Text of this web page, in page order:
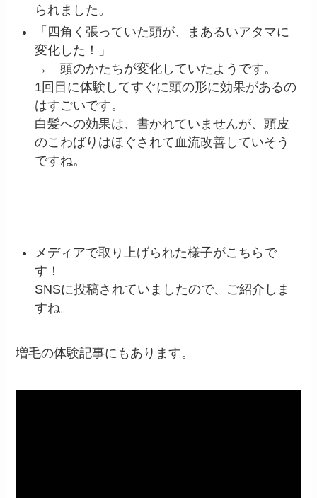
られました。
「四角く張っていた頭が、まあるいアタマに
変化した！」
→ 頭のかたちが変化していたようです。
1回目に体験してすぐに頭の形に効果があるの
はすごいです。
白髪への効果は、書かれていませんが、頭皮
のこわばりはほぐされて血流改善していそう
ですね。
メディアで取り上げられた様子がこちらで
す！
SNSに投稿されていましたので、ご紹介しま
すね。
増毛の体験記事にもあります。